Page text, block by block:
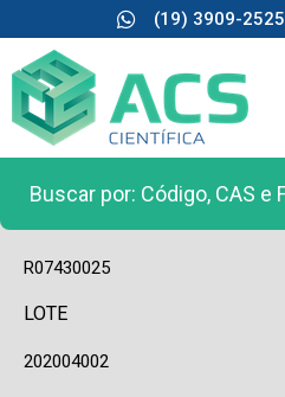
(19) 3909-2525
R07430025
LOTE
202004002